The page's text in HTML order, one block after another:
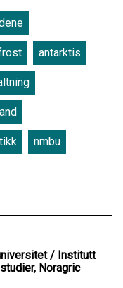
antarktis
nmbu
/ Institutt
Noragric